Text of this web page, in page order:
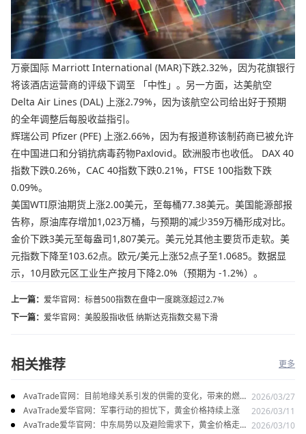
万豪国际 Marriott International (MAR)下跌2.32%，因为花旗银行
将该酒店运营商的评级下调至 「中性」。另一方面，达美航空
Delta Air Lines (DAL) 上涨2.79%，因为该航空公司给出好于预期
的全年调整后每股收益指引。
辉瑞公司 Pfizer (PFE) 上涨2.66%，因为有报道称该制药商已被允许
在中国进口和分销抗病毒药物Paxlovid。欧洲股市也收低。 DAX 40
指数下跌0.26%，CAC 40指数下跌0.21%，FTSE 100指数下跌
0.09%。
美国WTI原油期货上涨2.00美元，至每桶77.38美元。美国能源部报
告称，原油库存增加1,023万桶，与预期的减少359万桶形成对比。
金价下跌3美元至每盎司1,807美元。美元兑其他主要货币走软。美
元指数下降至103.62点。欧元/美元上涨52点子至1.0685。数据显
示，10月欧元区工业生产按月下降2.0%（预期为 -1.2%）。
上一篇： 爱华官网：标普500指数在盘中一度跳涨超过2.7%
下一篇： 爱华官网：美股股指收低 纳斯达克指数交易下滑
相关推荐 更多
AvaTrade官网：目前地缘关系引发的供需的变化，带来的燃料
油价格持续上涨
2026/03/27
AvaTrade爱华官网：军事行动的担忧下，黄金价格持续上涨
2026/03/11
AvaTrade爱华官网：中东局势以及避险需求下，黄金价格走势 2026/03/10